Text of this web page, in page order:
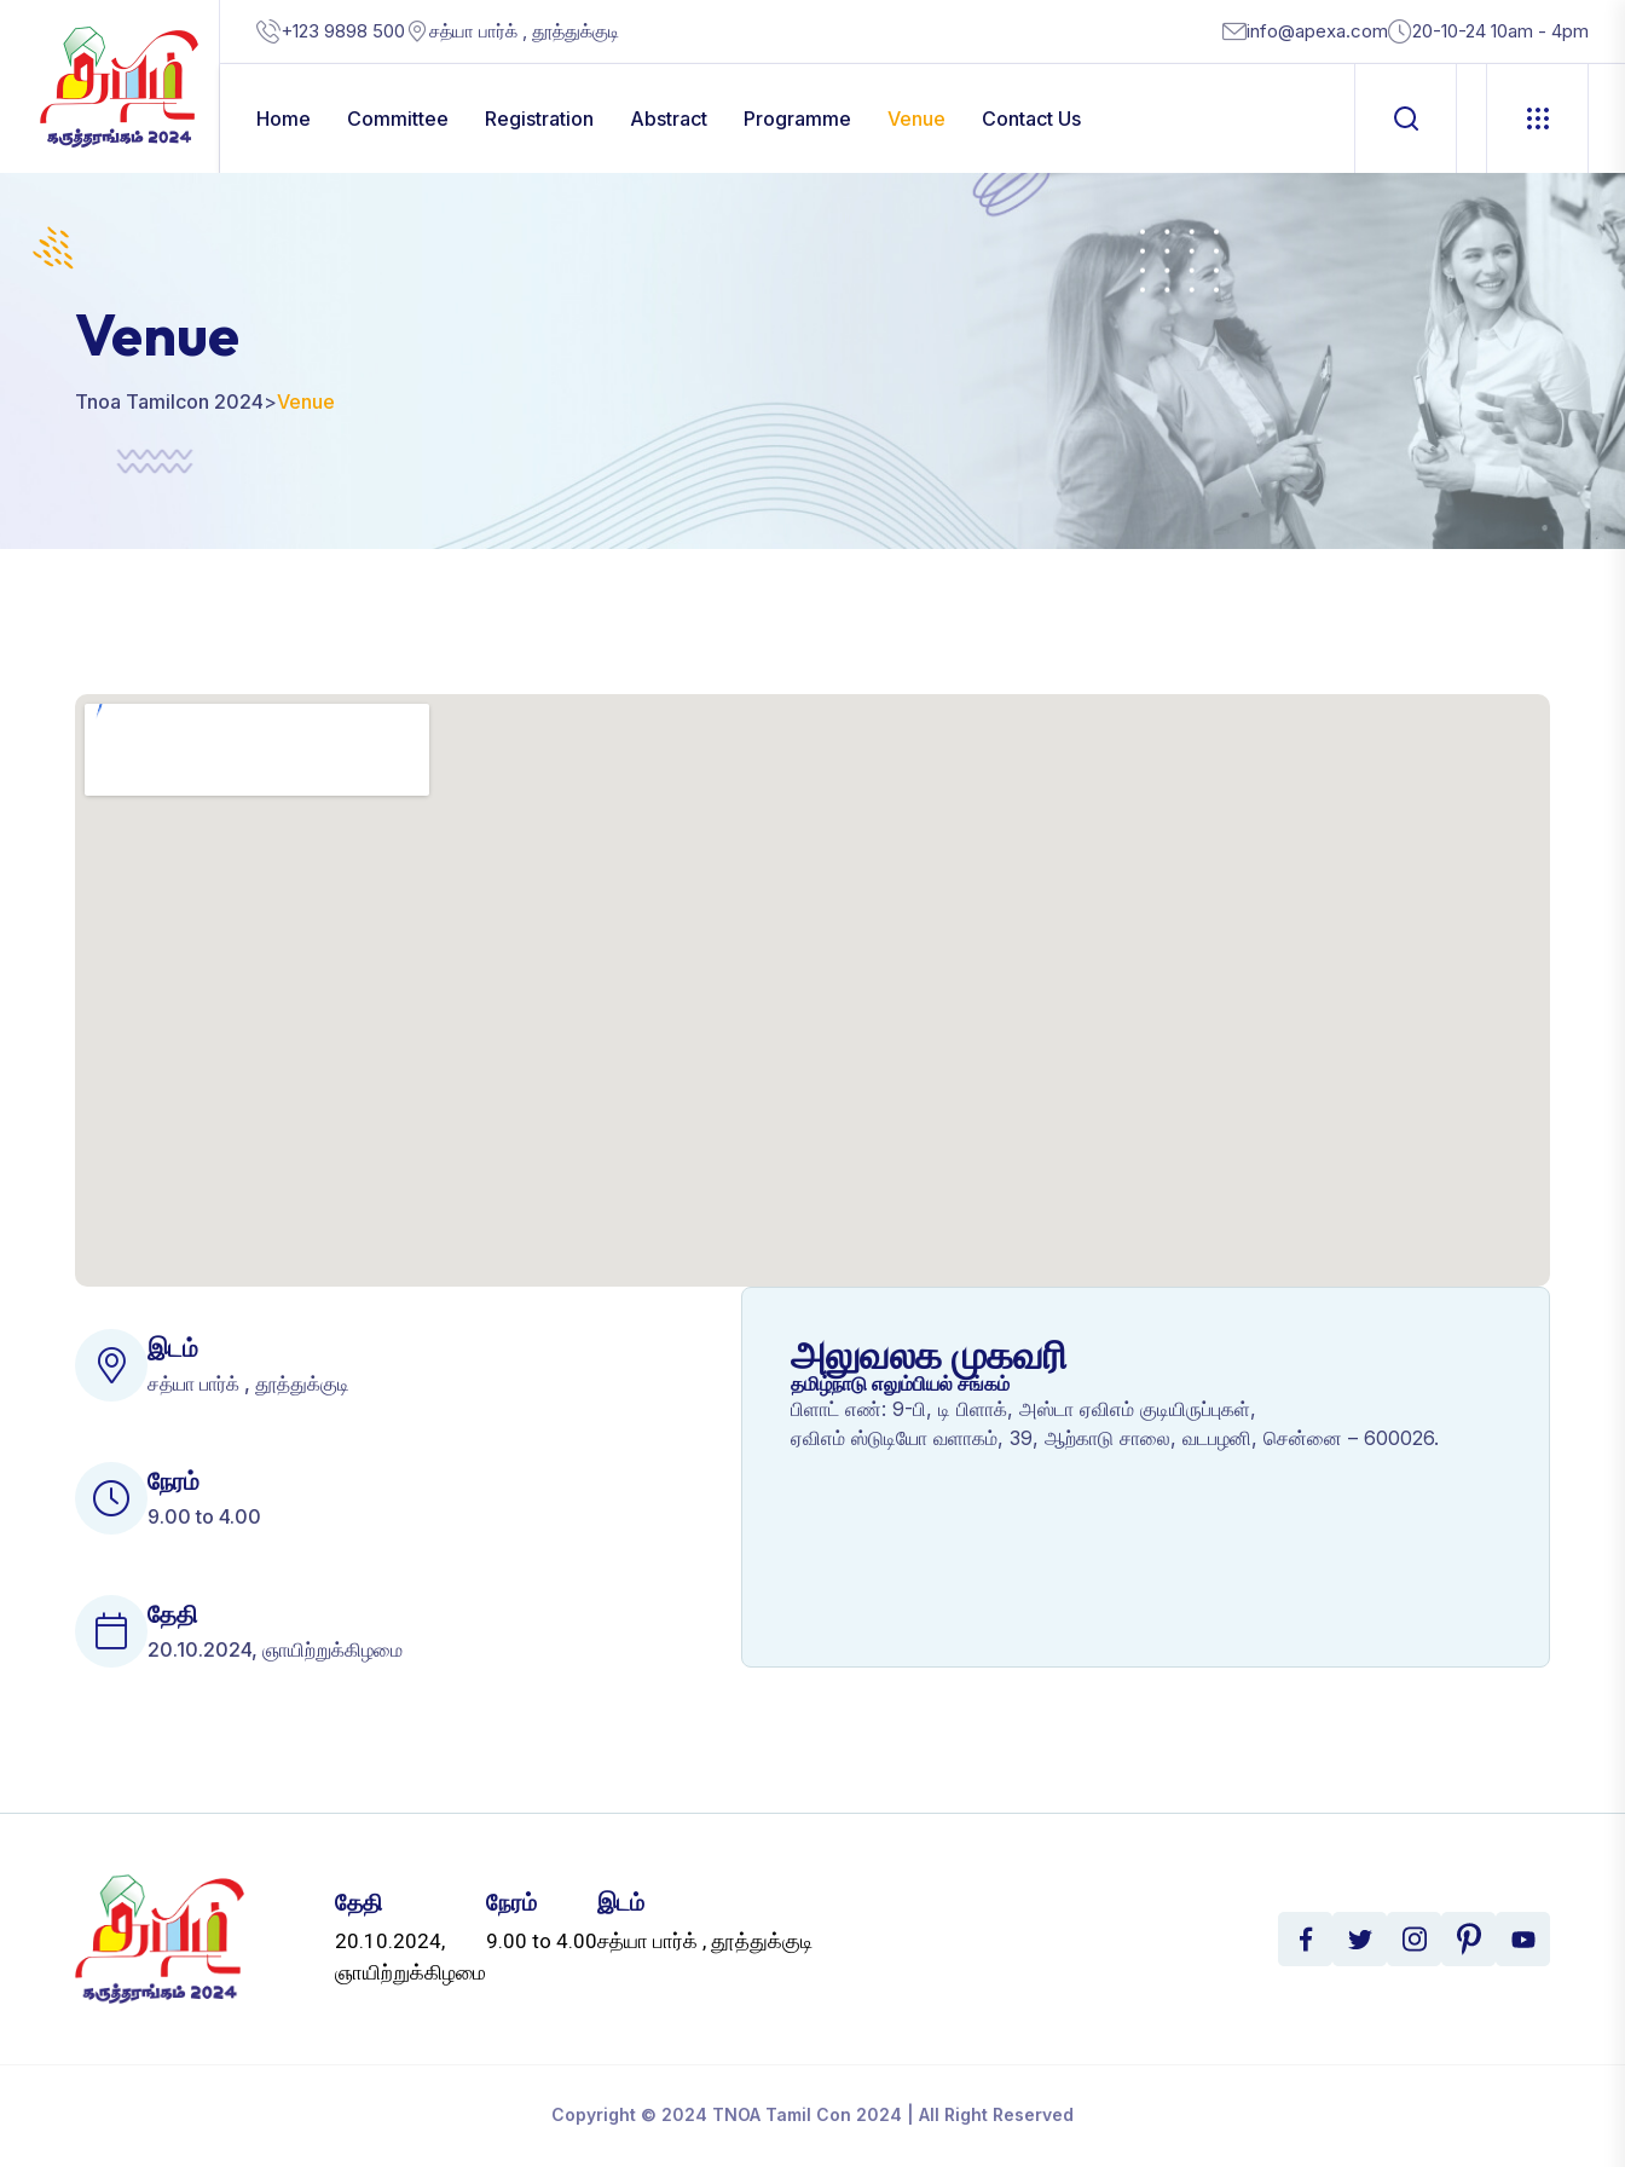
+123 9898 500 சத்யா பார்க் , தூத்துக்குடி info@apexa.com 20-10-24 10am - 4pm
Home Committee Registration Abstract Programme Venue Contact Us
Venue
Tnoa Tamilcon 2024>Venue
இடம்
சத்யா பார்க் , தூத்துக்குடி
நேரம்
9.00 to 4.00
தேதி
20.10.2024, ஞாயிற்றுக்கிழமை
அலுவலக முகவரி
தமிழ்நாடு எலும்பியல் சங்கம்
பிளாட் எண்: 9-பி, டி பிளாக், அஸ்டா ஏவிஎம் குடியிருப்புகள்,
ஏவிஎம் ஸ்டுடியோ வளாகம், 39, ஆற்காடு சாலை, வடபழனி, சென்னை – 600026.
தேதி
20.10.2024,
ஞாயிற்றுக்கிழமை
நேரம்
9.00 to 4.00
இடம்
சத்யா பார்க் , தூத்துக்குடி
Copyright © 2024 TNOA Tamil Con 2024 | All Right Reserved